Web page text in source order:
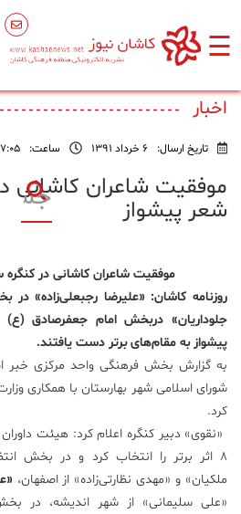
☰
اصلی
فرهنگ
ورزشی
محیط
زیست
علم
و
فناوری
اخبار
تاریخ ارسال: 6 خرداد 1391 ساعت:
موفقیت شاعران کاشانی
شعر پیشواز
موفقیت شاعران کاشانی در
روزنامه کاشان: «علیرضا رجبعلی‌زاده»
جلوداریان» دربخش امام جعفرصادق
پیشواز به مقام‌های بر‌تر دست یافتند.
به گزارش بخش فرهنگی واحد مرکزی خبر
شورای اسلامی شهر بهارستان با همکاری
کرد.
۸ اثر بر‌تر را انتخاب کرد و در بخش
ملکیان» و «مهدی نظارتی‌زاده» از اصفهان‌،
«علی سلیمانی» از شهر اندیشه‌، در